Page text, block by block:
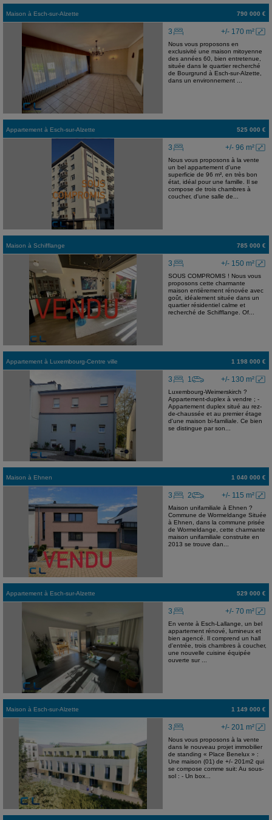
Maison à Esch-sur-Alzette 790 000 €
+/- 170 m²
3
Nous vous proposons en
exclusivité une maison mitoyenne
des années 60, bien entretenue,
située dans le quartier recherché
de Bourgrund à Esch-sur-Alzette,
dans un environnement ...
Appartement à Esch-sur-Alzette 525 000 €
+/- 96 m²
3
Nous vous proposons à la vente
un bel appartement d'une
superficie de 96 m², en très bon
état, idéal pour une famille. Il se
compose de trois chambres à
coucher, d'une salle de...
Maison à Schifflange 785 000 €
+/- 150 m²
3
SOUS COMPROMIS ! Nous vous
proposons cette charmante
maison entièrement rénovée avec
goût, idéalement située dans un
quartier résidentiel calme et
recherché de Schifflange. Of...
Appartement à Luxembourg-Centre ville 1 198 000 €
+/- 130 m²
3 1
Luxembourg-Weimerskirch ?
Appartement-duplex à vendre ; -
Appartement duplex situé au rez-
de-chaussée et au premier étage
d'une maison bi-familiale. Ce bien
se distingue par son...
Maison à Ehnen 1 040 000 €
+/- 115 m²
3 2
Maison unifamiliale à Ehnen ?
Commune de Wormeldange Située
à Ehnen, dans la commune prisée
de Wormeldange, cette charmante
maison unifamiliale construite en
2013 se trouve dan...
Appartement à Esch-sur-Alzette 529 000 €
+/- 70 m²
3
En vente à Esch-Lallange, un bel
appartement rénové, lumineux et
bien agencé. Il comprend un hall
d'entrée, trois chambres à coucher,
une nouvelle cuisine équipée
ouverte sur ...
Maison à Esch-sur-Alzette 1 149 000 €
+/- 201 m²
3
Nous vous proposons à la vente
dans le nouveau projet immobilier
de standing « Place Benelux » :
Une maison (01) de +/- 201m2 qui
se compose comme suit: Au sous-
sol : - Un box...